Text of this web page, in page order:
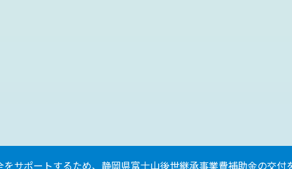
サポートするため、静岡県富士山後世継承事業費補助金の交付